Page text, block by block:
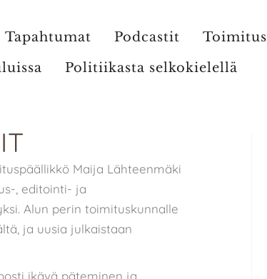
Tapahtumat Podcastit Toimitus
Politiikasta selkokielellä
Maija Lähteenmäki
, editointi- ja
Alun perin toimituskunnalle
ja uusia julkaistaan
ikävä päteminen ja